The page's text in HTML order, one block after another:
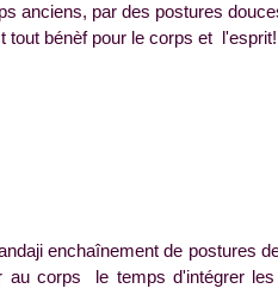
anciens, par des postures
bénèf pour le corps et l'esprit!
de postures de
corps le temps d'intégrer